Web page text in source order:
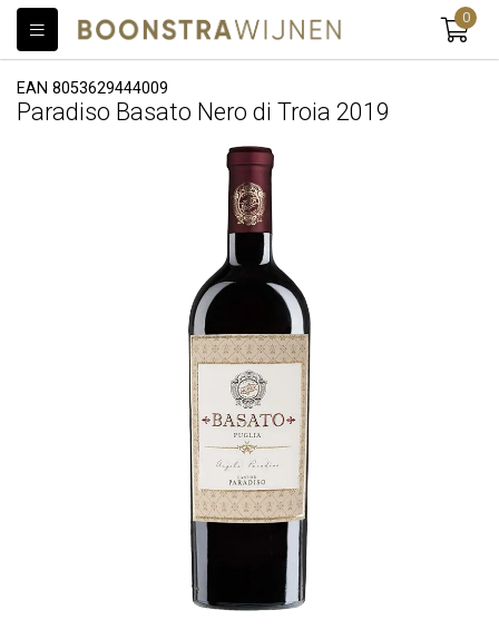
0
EAN 8053629444009
Paradiso Basato Nero di Troia 2019